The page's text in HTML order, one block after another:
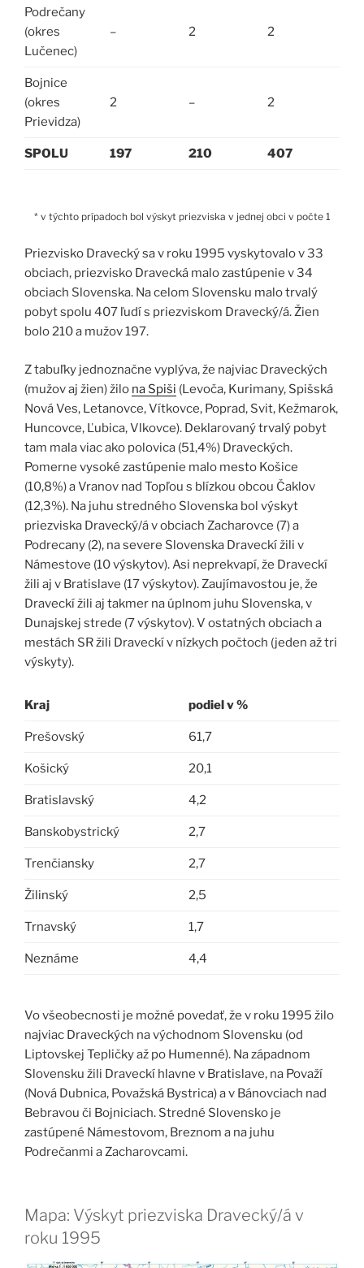
Podrečany
(okres
Lučenec)
– 2 2
Bojnice
(okres
Prievidza)
2 – 2
SPOLU 197 210 407
* v týchto prípadoch bol výskyt priezviska v jednej obci v počte 1
Priezvisko Dravecký sa v roku 1995 vyskytovalo v 33
obciach, priezvisko Dravecká malo zastúpenie v 34
obciach Slovenska. Na celom Slovensku malo trvalý
pobyt spolu 407 ľudí s priezviskom Dravecký/á. Žien
bolo 210 a mužov 197.
Z tabuľky jednoznačne vyplýva, že najviac Draveckých
(mužov aj žien) žilo na Spiši (Levoča, Kurimany, Spišská
Nová Ves, Letanovce, Vítkovce, Poprad, Svit, Kežmarok,
Huncovce, Ľubica, Vlkovce). Deklarovaný trvalý pobyt
tam mala viac ako polovica (51,4%) Draveckých.
Pomerne vysoké zastúpenie malo mesto Košice
(10,8%) a Vranov nad Topľou s blízkou obcou Čaklov
(12,3%). Na juhu stredného Slovenska bol výskyt
priezviska Dravecký/á v obciach Zacharovce (7) a
Podrecany (2), na severe Slovenska Draveckí žili v
Námestove (10 výskytov). Asi neprekvapí, že Draveckí
žili aj v Bratislave (17 výskytov). Zaujímavostou je, že
Draveckí žili aj takmer na úplnom juhu Slovenska, v
Dunajskej strede (7 výskytov). V ostatných obciach a
mestách SR žili Draveckí v nízkych počtoch (jeden až tri
výskyty).
Kraj podiel v %
Prešovský 61,7
Košický 20,1
Bratislavský 4,2
Banskobystrický 2,7
Trenčiansky 2,7
Žilinský 2,5
Trnavský 1,7
Neznáme 4,4
Vo všeobecnosti je možné povedať, že v roku 1995 žilo
najviac Draveckých na východnom Slovensku (od
Liptovskej Tepličky až po Humenné). Na západnom
Slovensku žili Draveckí hlavne v Bratislave, na Považí
(Nová Dubnica, Považská Bystrica) a v Bánovciach nad
Bebravou či Bojniciach. Stredné Slovensko je
zastúpené Námestovom, Breznom a na juhu
Podrečanmi a Zacharovcami.
Mapa: Výskyt priezviska Dravecký/á v
roku 1995